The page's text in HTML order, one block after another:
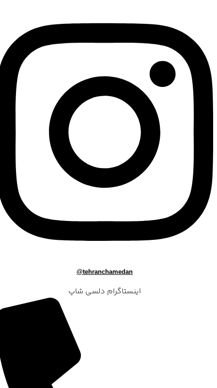
tehranchamedan@
اینستاگرام دلسی شاپ